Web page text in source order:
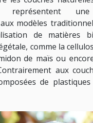
représentent
modèles
de matières
comme la
de maïs ou
aux
de